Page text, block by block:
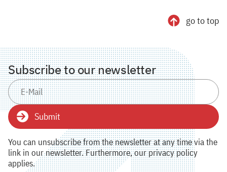
go to top
Subscribe to our newsletter
Submit
You can unsubscribe from the newsletter at any time via the
link in our newsletter. Furthermore, our privacy policy
applies.